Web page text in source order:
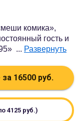
комика»,
гость и
... Развернуть
за 16500руб.
4125 руб.)